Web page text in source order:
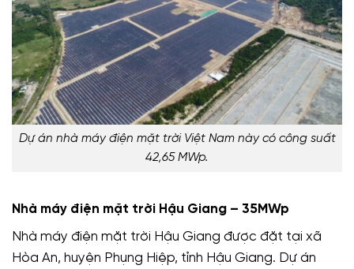
Dự án nhà máy điện mặt trời Việt Nam này có công suất
42,65 MWp.
Nhà máy điện mặt trời Hậu Giang – 35MWp
Nhà máy điện mặt trời Hậu Giang được đặt tại xã
Hòa An, huyện Phụng Hiệp, tỉnh Hậu Giang. Dự án